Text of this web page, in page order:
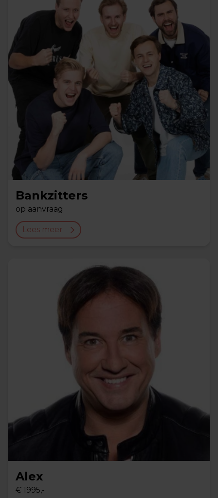
Bankzitters
op aanvraag
Lees meer
Alex
€ 1995,-